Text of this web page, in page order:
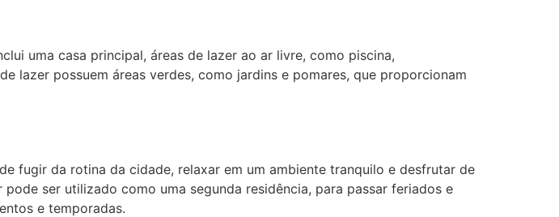
uma casa principal, áreas de lazer ao ar livre, como piscina,
lazer possuem áreas verdes, como jardins e pomares, que proporcionam
fugir da rotina da cidade, relaxar em um ambiente tranquilo e desfrutar de
ser utilizado como uma segunda residência, para passar feriados e
e temporadas.